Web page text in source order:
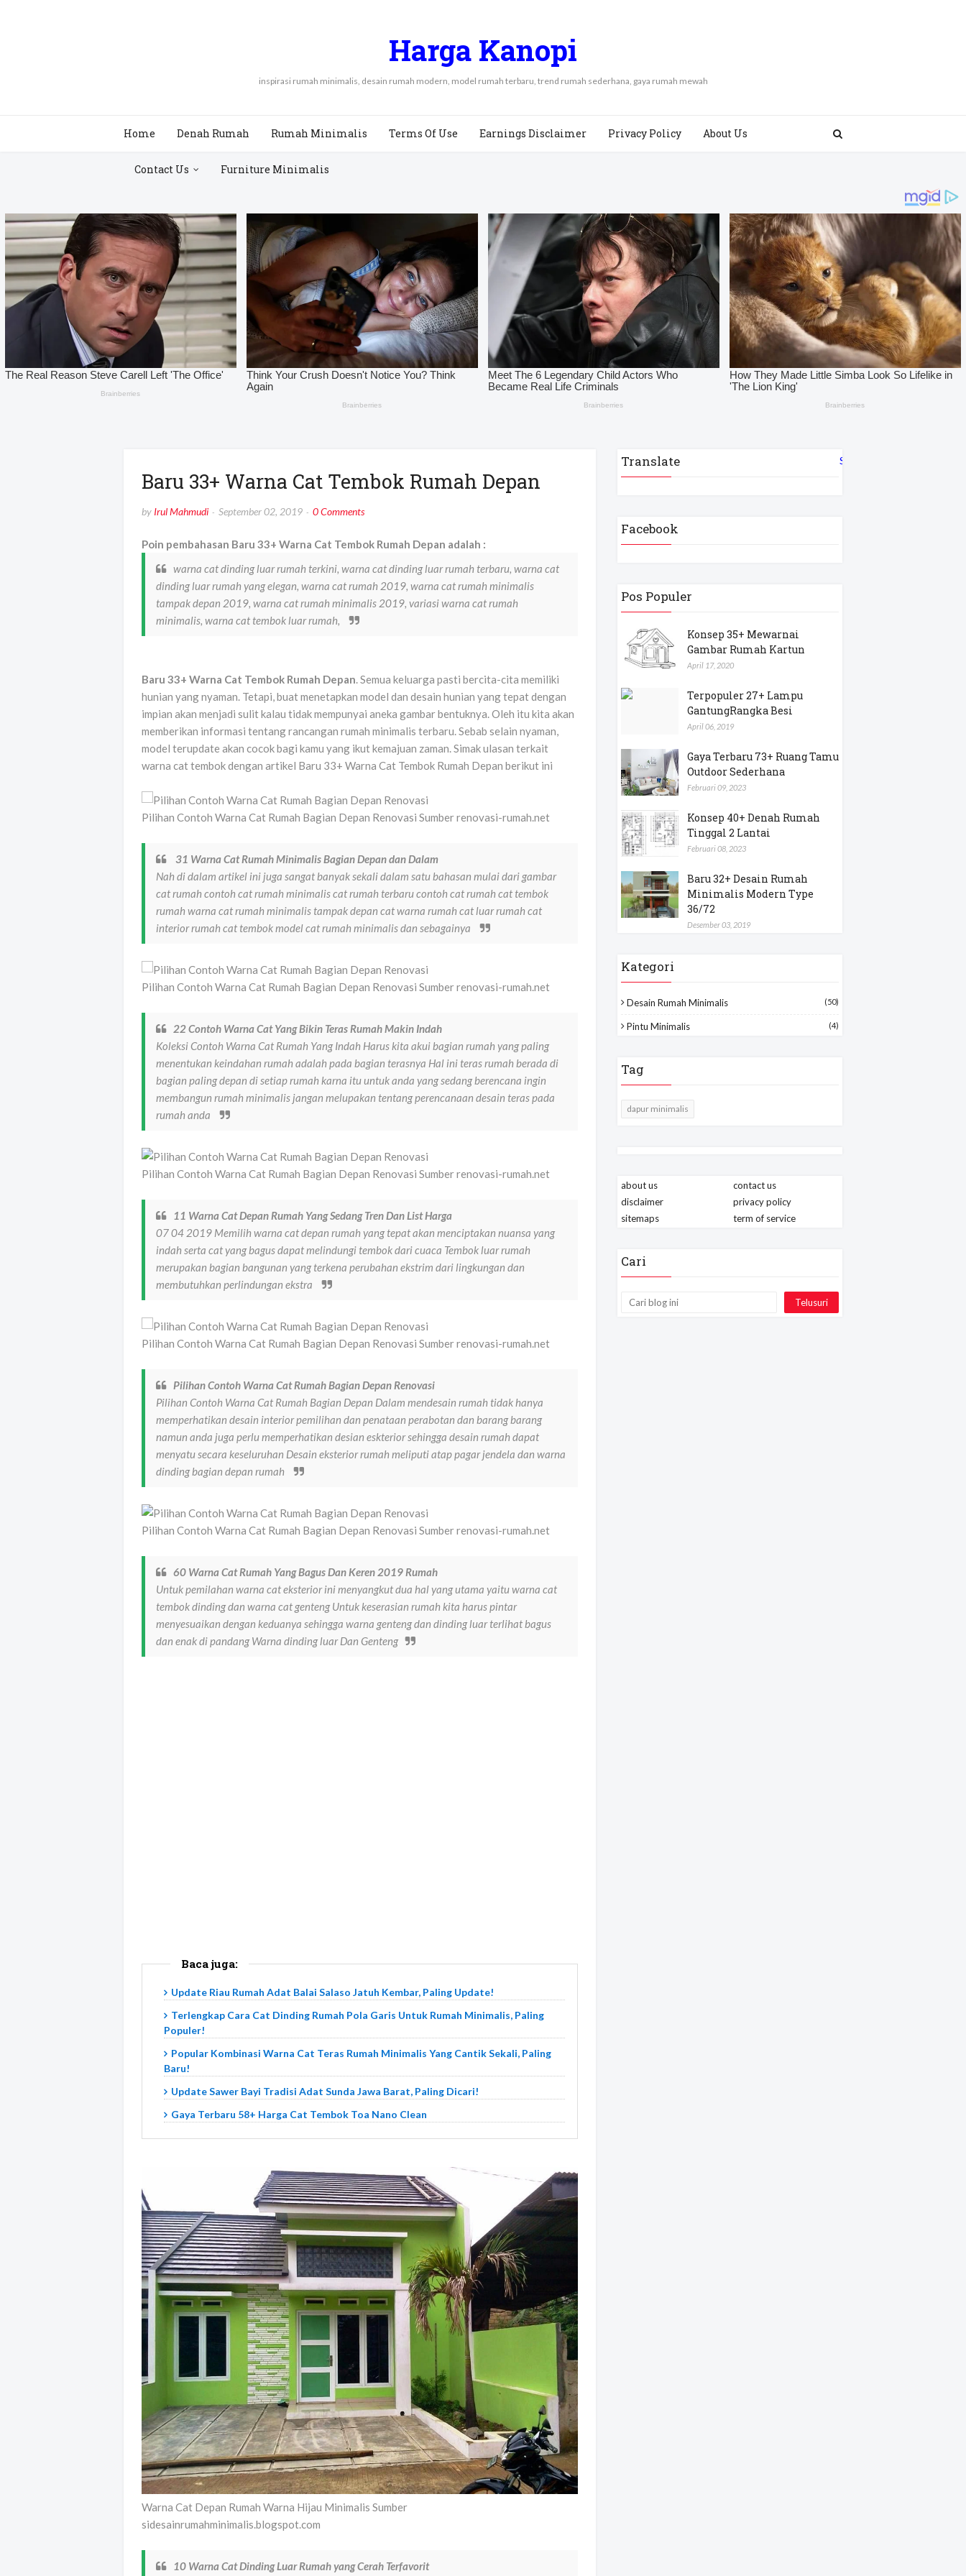
Harga Kanopi
inspirasi rumah minimalis, desain rumah modern, model rumah terbaru, trend rumah sederhana, gaya rumah mewah
Home Denah Rumah Rumah Minimalis Terms Of Use Earnings Disclaimer Privacy Policy About Us
Contact Us Furniture Minimalis
Baru 33+ Warna Cat Tembok Rumah Depan
by Irul Mahmudi September 02, 2019 0 Comments
Poin pembahasan Baru 33+ Warna Cat Tembok Rumah Depan adalah :
warna cat dinding luar rumah terkini, warna cat dinding luar rumah terbaru, warna cat
dinding luar rumah yang elegan, warna cat rumah 2019, warna cat rumah minimalis
tampak depan 2019, warna cat rumah minimalis 2019, variasi warna cat rumah
minimalis, warna cat tembok luar rumah,
Baru 33+ Warna Cat Tembok Rumah Depan. Semua keluarga pasti bercita-cita memiliki
hunian yang nyaman. Tetapi, buat menetapkan model dan desain hunian yang tepat dengan
impian akan menjadi sulit kalau tidak mempunyai aneka gambar bentuknya. Oleh itu kita akan
memberikan informasi tentang rancangan rumah minimalis terbaru. Sebab selain nyaman,
model terupdate akan cocok bagi kamu yang ikut kemajuan zaman. Simak ulasan terkait
warna cat tembok dengan artikel Baru 33+ Warna Cat Tembok Rumah Depan berikut ini
Pilihan Contoh Warna Cat Rumah Bagian Depan Renovasi Sumber renovasi-rumah.net
31 Warna Cat Rumah Minimalis Bagian Depan dan Dalam
Nah di dalam artikel ini juga sangat banyak sekali dalam satu bahasan mulai dari gambar
cat rumah contoh cat rumah minimalis cat rumah terbaru contoh cat rumah cat tembok
rumah warna cat rumah minimalis tampak depan cat warna rumah cat luar rumah cat
interior rumah cat tembok model cat rumah minimalis dan sebagainya
Pilihan Contoh Warna Cat Rumah Bagian Depan Renovasi Sumber renovasi-rumah.net
22 Contoh Warna Cat Yang Bikin Teras Rumah Makin Indah
Koleksi Contoh Warna Cat Rumah Yang Indah Harus kita akui bagian rumah yang paling
menentukan keindahan rumah adalah pada bagian terasnya Hal ini teras rumah berada di
bagian paling depan di setiap rumah karna itu untuk anda yang sedang berencana ingin
membangun rumah minimalis jangan melupakan tentang perencanaan desain teras pada
rumah anda
Pilihan Contoh Warna Cat Rumah Bagian Depan Renovasi Sumber renovasi-rumah.net
11 Warna Cat Depan Rumah Yang Sedang Tren Dan List Harga
07 04 2019 Memilih warna cat depan rumah yang tepat akan menciptakan nuansa yang
indah serta cat yang bagus dapat melindungi tembok dari cuaca Tembok luar rumah
merupakan bagian bangunan yang terkena perubahan ekstrim dari lingkungan dan
membutuhkan perlindungan ekstra
Pilihan Contoh Warna Cat Rumah Bagian Depan Renovasi Sumber renovasi-rumah.net
Pilihan Contoh Warna Cat Rumah Bagian Depan Renovasi
Pilihan Contoh Warna Cat Rumah Bagian Depan Dalam mendesain rumah tidak hanya
memperhatikan desain interior pemilihan dan penataan perabotan dan barang barang
namun anda juga perlu memperhatikan desian eskterior sehingga desain rumah dapat
menyatu secara keseluruhan Desain eksterior rumah meliputi atap pagar jendela dan warna
dinding bagian depan rumah
Pilihan Contoh Warna Cat Rumah Bagian Depan Renovasi Sumber renovasi-rumah.net
60 Warna Cat Rumah Yang Bagus Dan Keren 2019 Rumah
Untuk pemilahan warna cat eksterior ini menyangkut dua hal yang utama yaitu warna cat
tembok dinding dan warna cat genteng Untuk keserasian rumah kita harus pintar
menyesuaikan dengan keduanya sehingga warna genteng dan dinding luar terlihat bagus
dan enak di pandang Warna dinding luar Dan Genteng
Baca juga:
Update Riau Rumah Adat Balai Salaso Jatuh Kembar, Paling Update!
Terlengkap Cara Cat Dinding Rumah Pola Garis Untuk Rumah Minimalis, Paling
Populer!
Popular Kombinasi Warna Cat Teras Rumah Minimalis Yang Cantik Sekali, Paling
Baru!
Update Sawer Bayi Tradisi Adat Sunda Jawa Barat, Paling Dicari!
Gaya Terbaru 58+ Harga Cat Tembok Toa Nano Clean
Warna Cat Depan Rumah Warna Hijau Minimalis Sumber
sidesainrumahminimalis.blogspot.com
10 Warna Cat Dinding Luar Rumah yang Cerah Terfavorit
Translate Select Language
Facebook
Pos Populer
Konsep 35+ Mewarnai
Gambar Rumah Kartun
April 17, 2020
Terpopuler 27+ Lampu
GantungRangka Besi
April 06, 2019
Gaya Terbaru 73+ Ruang Tamu
Outdoor Sederhana
Februari 09, 2023
Konsep 40+ Denah Rumah
Tinggal 2 Lantai
Februari 08, 2023
Baru 32+ Desain Rumah
Minimalis Modern Type
36/72
Desember 03, 2019
Kategori
Desain Rumah Minimalis (50)
Pintu Minimalis (4)
Tag
dapur minimalis
about us
contact us
disclaimer
privacy policy
sitemaps
term of service
Cari